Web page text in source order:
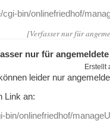
bin/onlinefriedhof/
[Verfasser nur für
nur für
Erstellt
leider nur
Link an:
bin/onlinefriedhof/